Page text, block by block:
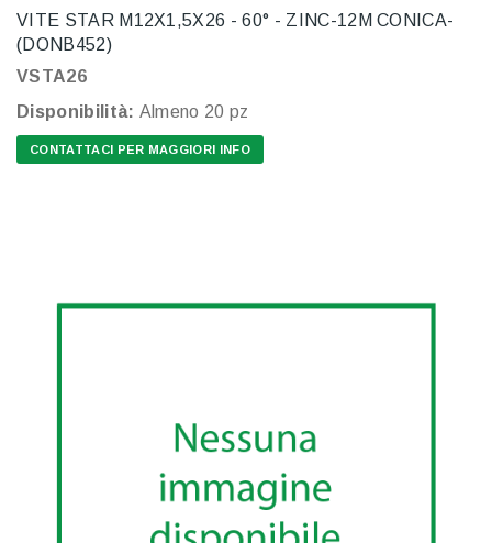
VITE STAR M12X1,5X26 - 60° - ZINC-12M CONICA-
(DONB452)
VSTA26
Disponibilità: Almeno 20 pz
CONTATTACI PER MAGGIORI INFO